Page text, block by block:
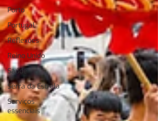
Porto
Portugal
Reflexões
Reino Unido
Saúde
Serra da Estrela
Serviços
essenciais